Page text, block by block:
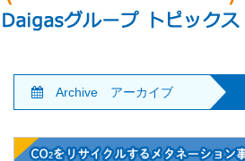
Archive アーカイブ